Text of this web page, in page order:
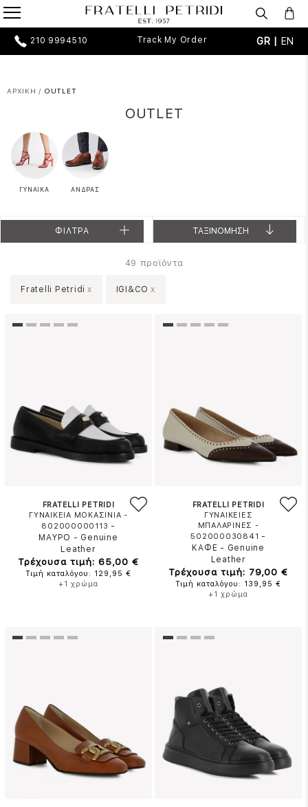
210 9994510 Track My Order GR | EN
ΑΡΧΙΚΗ / OUTLET
OUTLET
ΓΥΝΑΙΚΑ ΑΝΔΡΑΣ
ΦΙΛΤΡΑ ΤΑΞΙΝΟΜΗΣΗ
49 προϊόντα
Fratelli Petridi x IGI&CO x
FRATELLI PETRIDI
ΓΥΝΑΙΚΕΙΑ ΜΟΚΑΣΙΝΙΑ -
802000000113 -
ΜΑΥΡΟ - Genuine
Leather
Τρέχουσα τιμή: 65,00 €
Τιμή καταλόγου: 129,95 €
+1 χρώμα
FRATELLI PETRIDI
ΓΥΝΑΙΚΕΙΕΣ
ΜΠΑΛΑΡΙΝΕΣ -
502000030841 -
ΚΑΦΕ - Genuine
Leather
Τρέχουσα τιμή: 79,00 €
Τιμή καταλόγου: 139,95 €
+1 χρώμα